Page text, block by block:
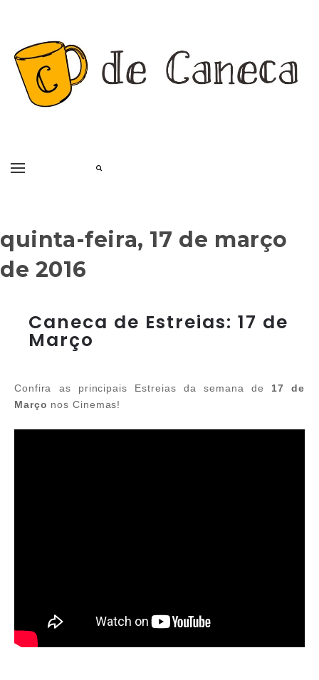
quinta-feira, 17 de março
de 2016
Caneca de Estreias: 17 de
Março
Confira as principais Estreias da semana de 17 de
Março nos Cinemas!